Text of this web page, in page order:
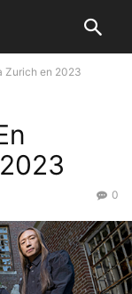
Zurich en 2023
0